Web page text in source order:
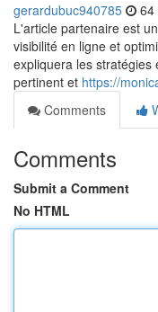
gerardubuc940785 64
L'article partenaire est
visibilité en ligne et
expliquera les stratégies
pertinent et https://
Comments
Comments
Submit a Comment
No HTML